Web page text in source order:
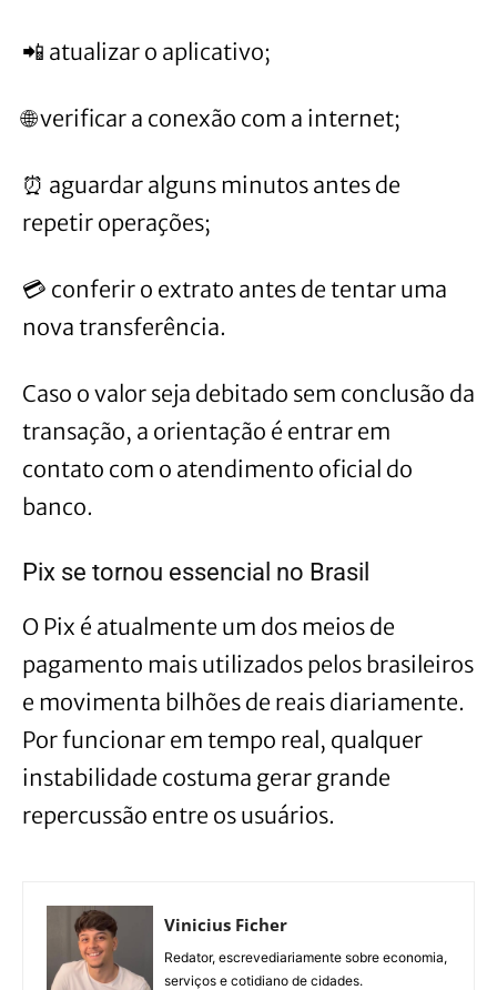
📲 atualizar o aplicativo;
🌐 verificar a conexão com a internet;
⏰ aguardar alguns minutos antes de
repetir operações;
💳 conferir o extrato antes de tentar uma
nova transferência.
Caso o valor seja debitado sem conclusão da
transação, a orientação é entrar em
contato com o atendimento oficial do
banco.
Pix se tornou essencial no Brasil
O Pix é atualmente um dos meios de
pagamento mais utilizados pelos brasileiros
e movimenta bilhões de reais diariamente.
Por funcionar em tempo real, qualquer
instabilidade costuma gerar grande
repercussão entre os usuários.
Vinicius Ficher
Redator, escrevediariamente sobre economia,
serviços e cotidiano de cidades.